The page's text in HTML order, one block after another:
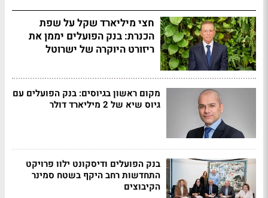
חצי מיליארד שקל על שפת
הכנרת: בנק הפועלים יממן את
ריזורט היוקרה של ישרוטל
מקום ראשון בגיוסים: בנק הפועלים עם
גיוס שיא של 2 מיליארד דולר
בנק הפועלים ודיסקונט ילוו פרויקט
התחדשות רחב היקף בשטח סמינר
הקיבוצים